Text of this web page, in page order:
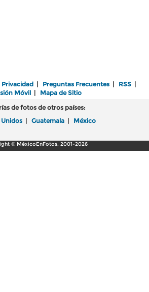
Privacidad | Preguntas Frecuentes | RSS |
Móvil| Mapa de Sitio
de fotos de otros países:
Unidos | Guatemala | México
© MéxicoEnFotos, 2001-2026